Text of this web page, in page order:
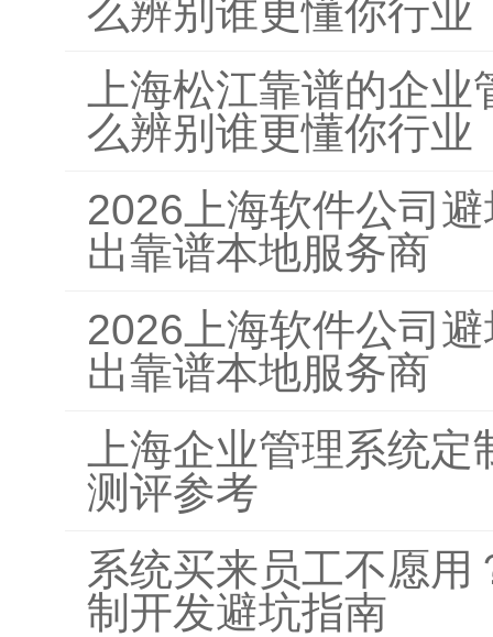
么辨别谁更懂你行业
上海松江靠谱的企
么辨别谁更懂你行业
2026上海软件公司
出靠谱本地服务商
2026上海软件公司
出靠谱本地服务商
上海企业管理系统
测评参考
系统买来员工不愿
制开发避坑指南